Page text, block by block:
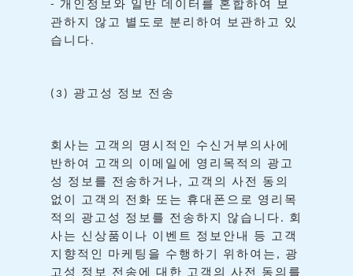
- 개인정보와 일반 데이터를 혼합하여
보
관하지
않고 별도로 분리하여 보관하고
있
습니다 .
(3) 광고성 정보 전송
회사는 고객의 명시적인
수신거부의사에
반하여
고객의 이메일에 영리목적의
광고
성
정보를 전송하거나 , 고객의 사전
동의
없이
고객의 전화 또는 휴대폰으로
영리목
적의
광고성 정보를 전송하지 않습니다 . 회
사는 신상품이나 이벤트 정보안내 등
고객
지향적인
마케팅을 수행하기 위하여는 , 광
고성
정보 전송에 대한 고객의 사전
동의를